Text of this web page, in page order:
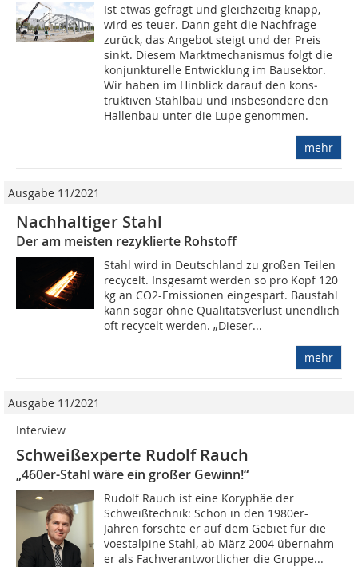
Ist etwas gefragt und gleichzeitig knapp,
wird es teuer. Dann geht die Nachfrage
zurück, das Angebot steigt und der Preis
sinkt. Diesem Marktmechanismus folgt die
konjunkturelle Entwicklung im Bausektor.
Wir haben im Hinblick darauf den kons­
truktiven Stahlbau und insbesondere den
Hallenbau unter die Lupe genommen.
mehr
Ausgabe 11/2021
Nachhaltiger Stahl
Der am meisten rezyklierte Rohstoff
Stahl wird in Deutschland zu großen Teilen
recycelt. Insgesamt werden so pro Kopf 120
kg an CO2-Emissionen eingespart. Baustahl
kann sogar ohne Qualitätsverlust unendlich
oft recycelt werden. „Dieser...
mehr
Ausgabe 11/2021
Interview
Schweißexperte Rudolf Rauch
„460er-Stahl wäre ein großer Gewinn!“
Rudolf Rauch ist eine Koryphäe der
Schweißtechnik: Schon in den 1980er-
Jahren forschte er auf dem Gebiet für die
voestalpine Stahl, ab März 2004 übernahm
er als Fachverantwortlicher die Gruppe...